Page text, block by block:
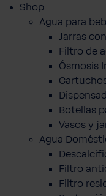
Shop
Agua para
Jarras
Filtro de
Ósmosis
Botellas
Vasos y
Agua
Filtro
Filtro